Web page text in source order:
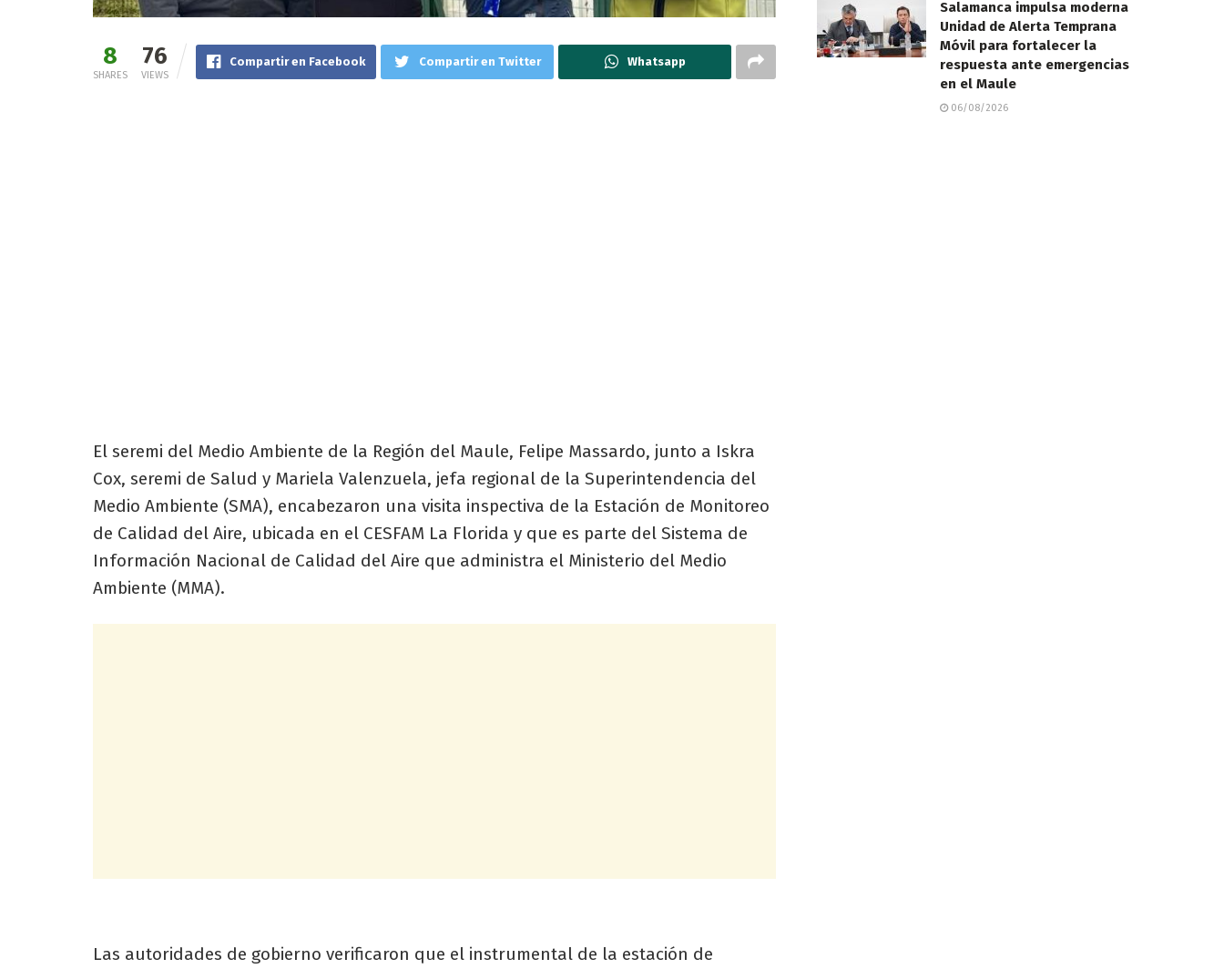
8
SHARES
76
VIEWS
Compartir en Facebook Compartir en Twitter Whatsapp
El seremi del Medio Ambiente de la Región del Maule, Felipe Massardo, junto a Iskra
Cox, seremi de Salud y Mariela Valenzuela, jefa regional de la Superintendencia del
Medio Ambiente (SMA), encabezaron una visita inspectiva de la Estación de Monitoreo
de Calidad del Aire, ubicada en el CESFAM La Florida y que es parte del Sistema de
Información Nacional de Calidad del Aire que administra el Ministerio del Medio
Ambiente (MMA).
Las autoridades de gobierno verificaron que el instrumental de la estación de
Salamanca impulsa moderna
Unidad de Alerta Temprana
Móvil para fortalecer la
respuesta ante emergencias
en el Maule
06/08/2026